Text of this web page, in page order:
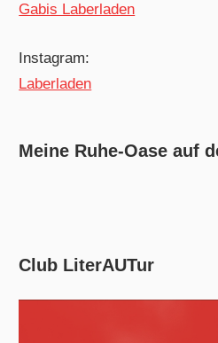
Gabis Laberladen
Instagram:
Laberladen
Meine Ruhe-Oase auf
Club LiterAUTur